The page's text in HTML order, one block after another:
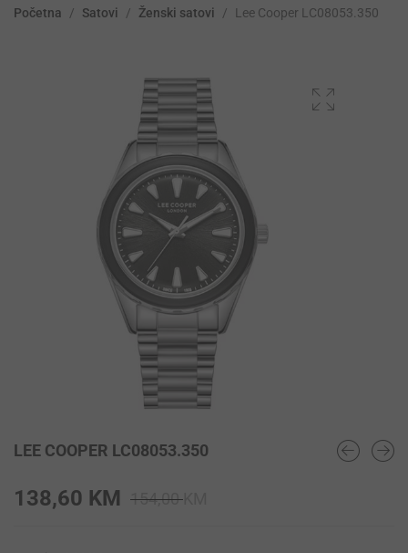
Početna / Satovi / Ženski satovi / Lee Cooper LC08053.350
LEE COOPER LC08053.350
154,00
138,60 KM